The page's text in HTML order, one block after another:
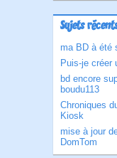
Sujets
ma BD à été
Puis-je créer
bd encore
boudu113
Chroniques
Kiosk
mise à jour
DomTom